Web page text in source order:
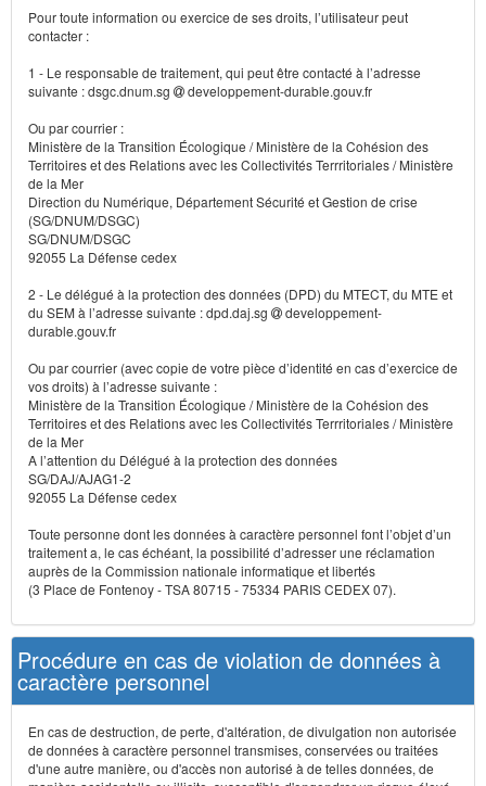
Pour toute information ou exercice de ses droits, l’utilisateur peut
contacter :
1 - Le responsable de traitement, qui peut être contacté à l’adresse
suivante : dsgc.dnum.sg
developpement-durable.gouv.fr
Ou par courrier :
Ministère de la Transition Écologique / Ministère de la Cohésion des
Territoires et des Relations avec les Collectivités Terrritoriales / Ministère
de la Mer
Direction du Numérique, Département Sécurité et Gestion de crise
(SG/DNUM/DSGC)
SG/DNUM/DSGC
92055 La Défense cedex
2 - Le délégué à la protection des données (DPD) du MTECT, du MTE et
du SEM à l’adresse suivante : dpd.daj.sg
developpement-
durable.gouv.fr
Ou par courrier (avec copie de votre pièce d’identité en cas d’exercice de
vos droits) à l’adresse suivante :
Ministère de la Transition Écologique / Ministère de la Cohésion des
Territoires et des Relations avec les Collectivités Terrritoriales / Ministère
de la Mer
A l’attention du Délégué à la protection des données
SG/DAJ/AJAG1-2
92055 La Défense cedex
Toute personne dont les données à caractère personnel font l’objet d’un
traitement a, le cas échéant, la possibilité d’adresser une réclamation
auprès de la Commission nationale informatique et libertés
(3 Place de Fontenoy - TSA 80715 - 75334 PARIS CEDEX 07).
Procédure en cas de violation de données à
caractère personnel
En cas de destruction, de perte, d'altération, de divulgation non autorisée
de données à caractère personnel transmises, conservées ou traitées
d'une autre manière, ou d'accès non autorisé à de telles données, de